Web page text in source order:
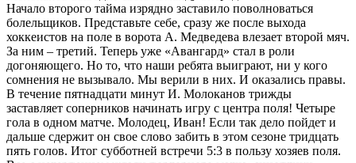
Начало второго тайма изрядно заставило поволноваться
болельщиков. Представьте себе, сразу же после выхода
хоккеистов на поле в ворота А. Медведева влезает второй мяч.
За ним – третий. Теперь уже «Авангард» стал в роли
догоняющего. Но то, что наши ребята выиграют, ни у кого
сомнения не вызывало. Мы верили в них. И оказались правы.
В течение пятнадцати минут И. Молоканов трижды
заставляет соперников начинать игру с центра поля! Четыре
гола в одном матче. Молодец, Иван! Если так дело пойдет и
дальше сдержит он свое слово забить в этом сезоне тридцать
пять голов. Итог субботней встречи 5:3 в пользу хозяев поля.